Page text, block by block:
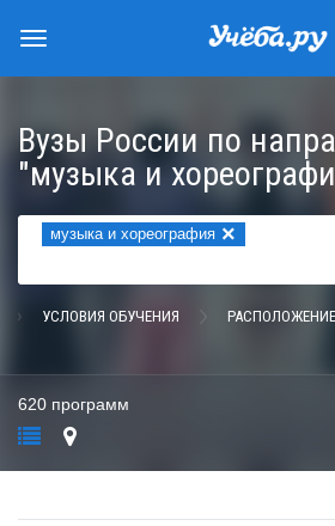
Вузы России по
"музыка и
музыка и хореография ×
УСЛОВИЯ ОБУЧЕНИЯ РАСПОЛОЖЕНИЕ
620 программ